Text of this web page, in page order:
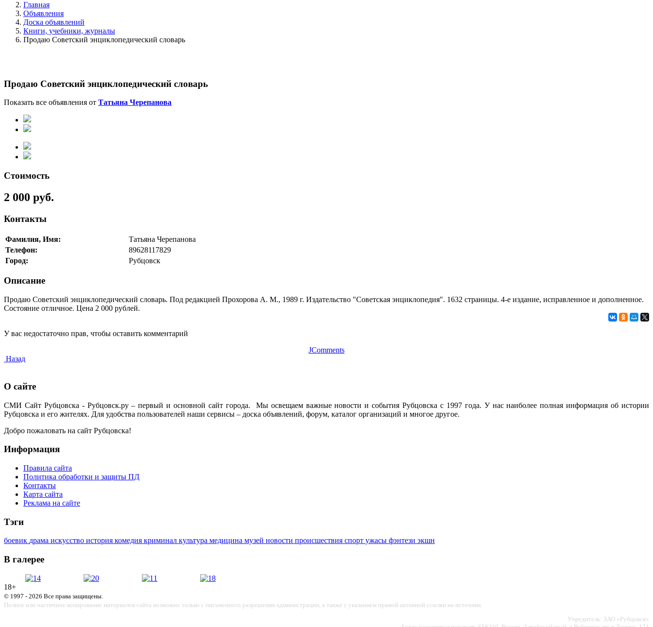
Главная
Объявления
Доска объявлений
Книги, учебники, журналы
Продаю Советский энциклопедический словарь
Продаю Советский энциклопедический словарь
Показать все объявления от Татьяна Черепанова
Стоимость
2 000 руб.
Контакты
Фамилия, Имя:
Татьяна Черепанова
Телефон:
89628117829
Город:
Рубцовск
Описание
Продаю Советский энциклопедический словарь. Под редакцией Прохорова А. М., 1989 г. Издательство "Советская энциклопедия". 1632 страницы. 4-е издание, исправленное и дополненное.
Состояние отличное. Цена 2 000 рублей.
У вас недостаточно прав, чтобы оставить комментарий
JComments
Назад
О сайте
СМИ Сайт Рубцовска - Рубцовск.ру – первый и основной сайт города. Мы освещаем важные новости и события Рубцовска с 1997 года. У нас наиболее полная информация об истории
Рубцовска и его жителях. Для удобства пользователей наши сервисы – доска объявлений, форум, каталог организаций и многое другое.
Добро пожаловать на сайт Рубцовска!
Информация
Правила сайта
Политика обработки и защиты ПД
Контакты
Карта сайта
Реклама на сайте
Тэги
боевик драма искусство история комедия криминал культура медицина музей новости происшествия спорт ужасы фэнтези экшн
В галерее
18+
© 1997 - 2026 Все права защищены.
Полное или частичное копирование материалов сайта возможно только с письменного разрешения администрации, а также с указанием прямой активной ссылки на источник.
Учредитель: ЗАО «Рубцовск»